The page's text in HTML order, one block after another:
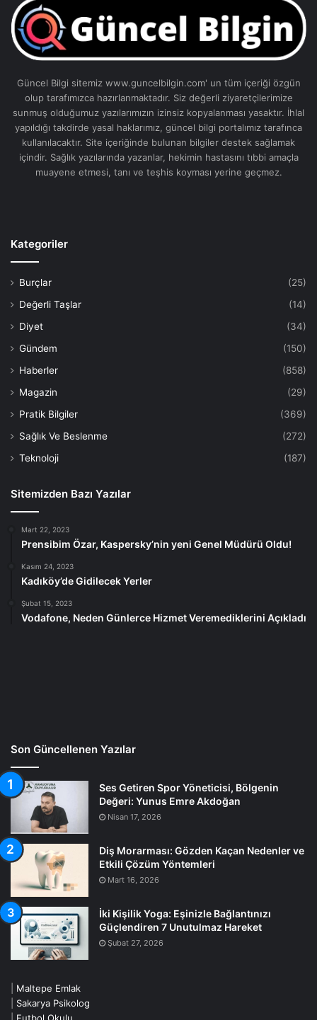
Güncel Bilgi sitemiz www.guncelbilgin.com' un tüm içeriği özgün
olup tarafımızca hazırlanmaktadır. Siz değerli ziyaretçilerimize
sunmuş olduğumuz yazılarımızın izinsiz kopyalanması yasaktır. İhlal
yapıldığı takdirde yasal haklarımız, güncel bilgi portalımız tarafınca
kullanılacaktır. Site içeriğinde bulunan bilgiler destek sağlamak
içindir. Sağlık yazılarında yazanlar, hekimin hastasını tıbbi amaçla
muayene etmesi, tanı ve teşhis koyması yerine geçmez.
Kategoriler
Burçlar
(25)
Değerli Taşlar
(14)
Diyet
(34)
Gündem
(150)
Haberler
(858)
Magazin
(29)
Pratik Bilgiler
(369)
Sağlık Ve Beslenme
(272)
Teknoloji
(187)
Sitemizden Bazı Yazılar
Mart 22, 2023
Prensibim Özar, Kaspersky’nin yeni Genel Müdürü Oldu!
Kasım 24, 2023
Kadıköy’de Gidilecek Yerler
Şubat 15, 2023
Vodafone, Neden Günlerce Hizmet Veremediklerini Açıkladı
Son Güncellenen Yazılar
Ses Getiren Spor Yöneticisi, Bölgenin
Değeri: Yunus Emre Akdoğan
Nisan 17, 2026
Diş Morarması: Gözden Kaçan Nedenler ve
Etkili Çözüm Yöntemleri
Mart 16, 2026
İki Kişilik Yoga: Eşinizle Bağlantınızı
Güçlendiren 7 Unutulmaz Hareket
Şubat 27, 2026
Maltepe Emlak
Sakarya Psikolog